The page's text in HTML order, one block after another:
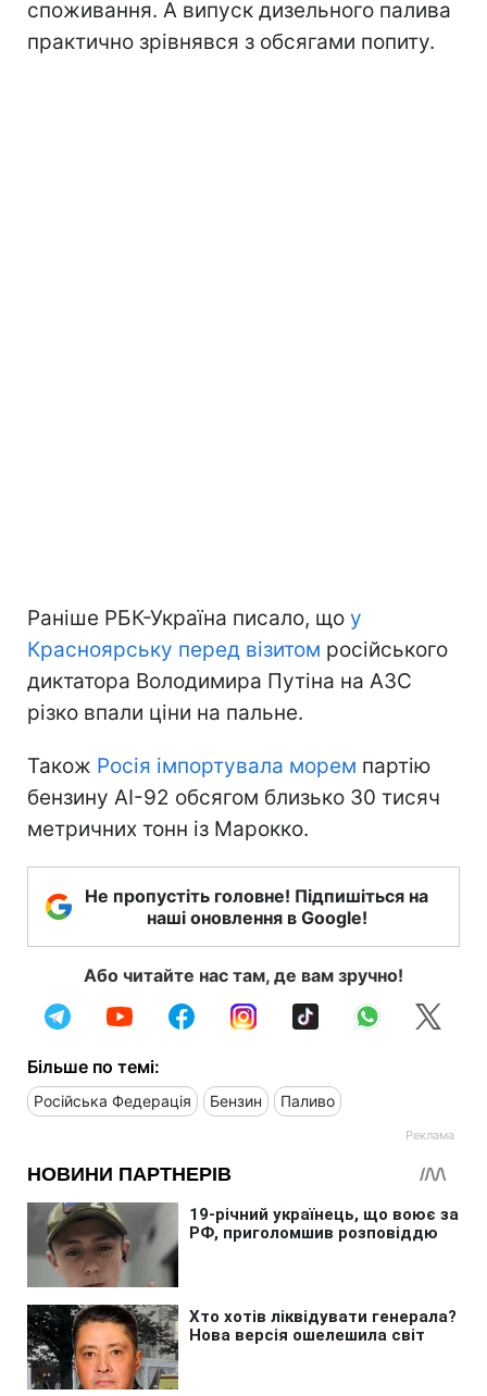
споживання. А випуск дизельного палива
практично зрівнявся з обсягами попиту.
Раніше РБК-Україна писало, що у
Красноярську перед візитом російського
диктатора Володимира Путіна на АЗС
різко впали ціни на пальне.
Також Росія імпортувала морем партію
бензину АІ-92 обсягом близько 30 тисяч
метричних тонн із Марокко.
Не пропустіть головне! Підпишіться на
наші оновлення в Google!
Або читайте нас там, де вам зручно!
Більше по темі:
Російська Федерація Бензин Паливо